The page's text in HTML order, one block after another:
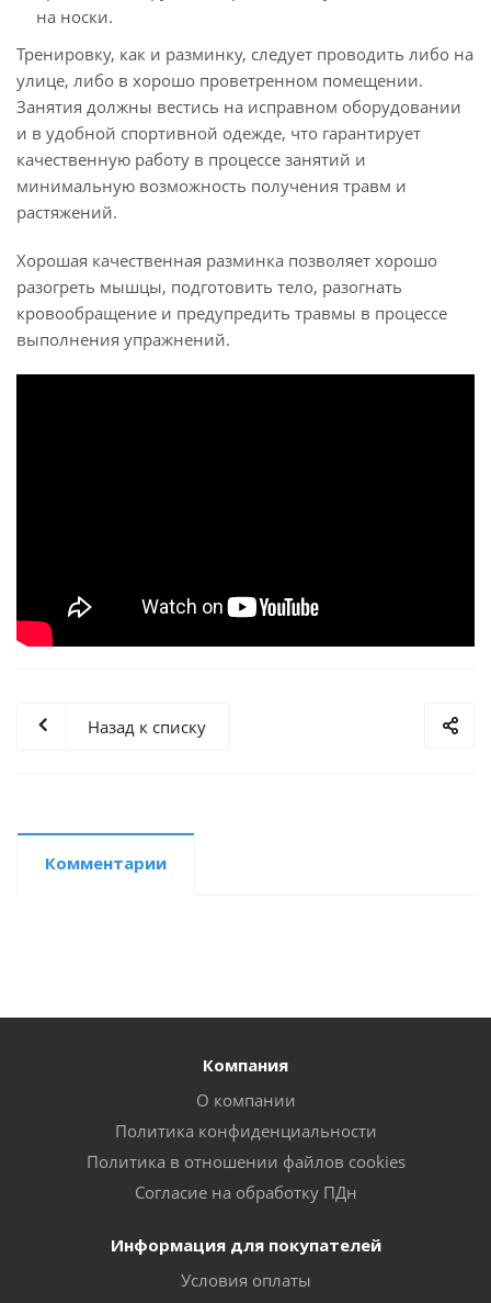
на носки.
Тренировку, как и разминку, следует проводить либо на
улице, либо в хорошо проветренном помещении.
Занятия должны вестись на исправном оборудовании
и в удобной спортивной одежде, что гарантирует
качественную работу в процессе занятий и
минимальную возможность получения травм и
растяжений.
Хорошая качественная разминка позволяет хорошо
разогреть мышцы, подготовить тело, разогнать
кровообращение и предупредить травмы в процессе
выполнения упражнений.
Назад к списку
Комментарии
Компания
О компании
Политика конфиденциальности
Политика в отношении файлов cookies
Согласие на обработку ПДн
Информация для покупателей
Условия оплаты